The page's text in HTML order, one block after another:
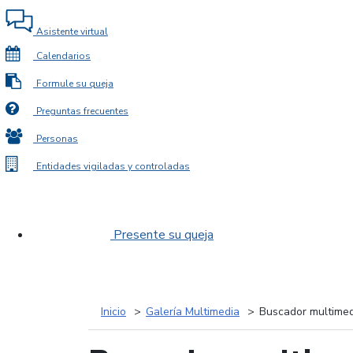
Asistente virtual
Calendarios
Formule su queja
Preguntas frecuentes
Personas
Entidades vigiladas y controladas
Presente su queja
Inicio Galería Multimedia Buscador